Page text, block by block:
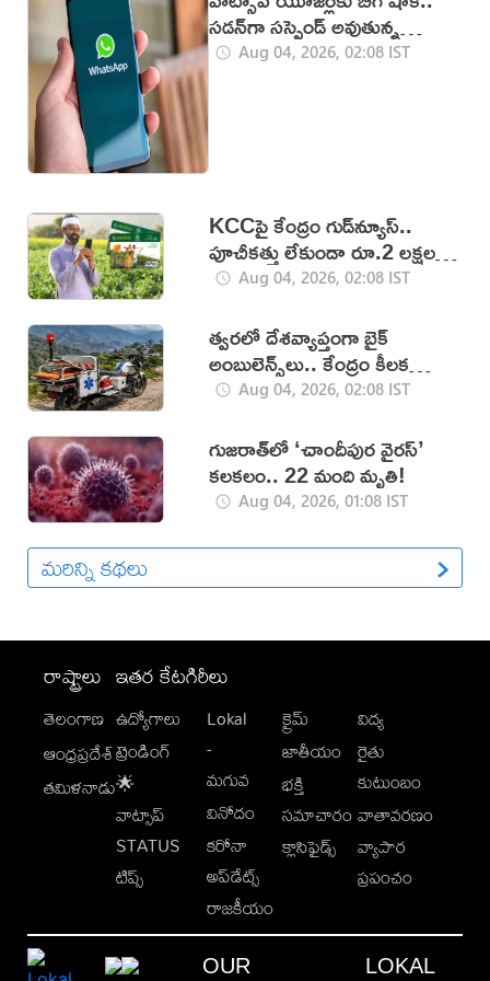
సడన్‌గా సస్పెండ్ అవుతున్న
అకౌంట్లు
Aug 04, 2026, 02:08 IST
KCCపై కేంద్రం గుడ్‌న్యూస్..
పూచీకత్తు లేకుండా రూ.2 లక్షల
వరకు రుణం
Aug 04, 2026, 02:08 IST
త్వరలో దేశవ్యాప్తంగా బైక్
అంబులెన్స్‌లు.. కేంద్రం కీలక
నిర్ణయం!
Aug 04, 2026, 02:08 IST
గుజరాత్‌లో ‘చాందీపుర వైరస్’
కలకలం.. 22 మంది మృతి!
Aug 04, 2026, 01:08 IST
మరిన్ని కథలు
రాష్ట్రాలు
తెలంగాణ
ఆంధ్రప్రదేశ్
తమిళనాడు
ఇతర కేటగిరీలు
ఉద్యోగాలు
ట్రెండింగ్
🌟
వాట్సాప్
STATUS
టిప్స్
Lokal
-
మగువ
వినోదం
కరోనా
అప్‌డేట్స్
రాజకీయం
క్రైమ్
జాతీయం
భక్తి
సమాచారం
క్లాసిఫైడ్స్
విద్య
రైతు
కుటుంబం
వాతావరణం
వ్యాపార
ప్రపంచం
OUR LOKAL